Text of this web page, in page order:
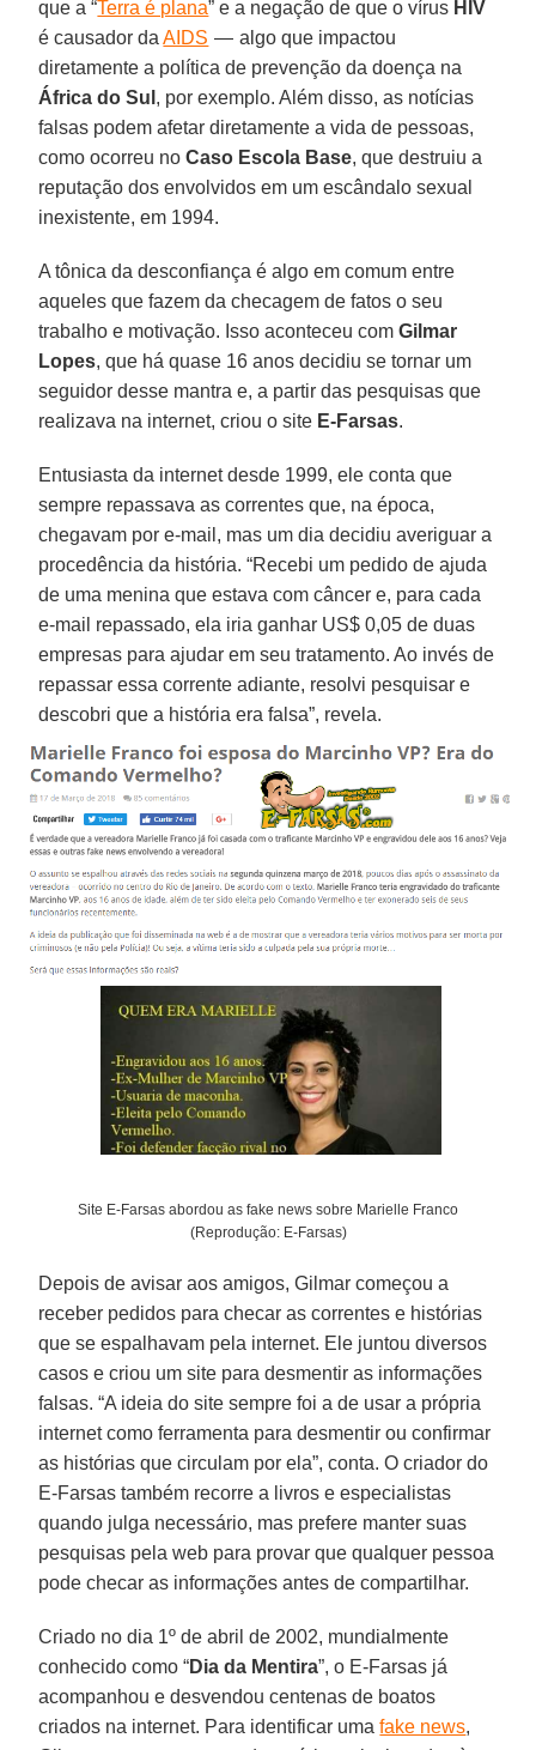
que a “Terra é plana” e a negação de que o vírus HIV
é causador daAIDS — algo que impactou
diretamente a política de prevenção da doença na
África do Sul , por exemplo. Além disso, as notícias
falsas podem afetar diretamente a vida de pessoas,
como ocorreu noCaso Escola Base, que destruiu a
reputação dos envolvidos em um escândalo sexual
inexistente, em 1994.
A tônica da desconfiança é algo em comum entre
aqueles que fazem da checagem de fatos o seu
trabalho e motivação. Isso aconteceu comGilmar
Lopes, que há quase 16 anos decidiu se tornar um
seguidor desse mantra e, a partir das pesquisas que
realizava na internet, criou o site E-Farsas.
Entusiasta da internet desde 1999, ele conta que
sempre repassava as correntes que, na época,
chegavam por e-mail, mas um dia decidiu averiguar a
procedência da história. “Recebi um pedido de ajuda
de uma menina que estava com câncer e, para cada
e-mail repassado, ela iria ganhar US$ 0,05 de duas
empresas para ajudar em seu tratamento. Ao invés de
repassar essa corrente adiante, resolvi pesquisar e
descobri que a história era falsa”, revela.
Site E-Farsas abordou as fake news sobre Marielle Franco
(Reprodução: E-Farsas)
Depois de avisar aos amigos, Gilmar começou a
receber pedidos para checar as correntes e histórias
que se espalhavam pela internet. Ele juntou diversos
casos e criou um site para desmentir as informações
falsas. “A ideia do site sempre foi a de usar a própria
internet como ferramenta para desmentir ou confirmar
as histórias que circulam por ela”, conta. O criador do
E-Farsas também recorre a livros e especialistas
quando julga necessário, mas prefere manter suas
pesquisas pela web para provar que qualquer pessoa
pode checar as informações antes de compartilhar.
Criado no dia 1º de abril de 2002, mundialmente
conhecido como “Dia da Mentira”, o E-Farsas já
acompanhou e desvendou centenas de boatos
criados na internet. Para identificar umafake news,